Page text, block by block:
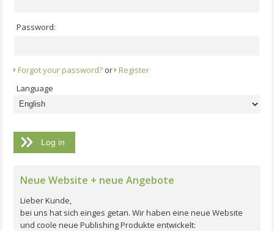
Password:
Forgot your password? or Register
Language
Neue Website + neue Angebote
Lieber Kunde,
bei uns hat sich einges getan. Wir haben eine neue Website
und coole neue Publishing Produkte entwickelt: